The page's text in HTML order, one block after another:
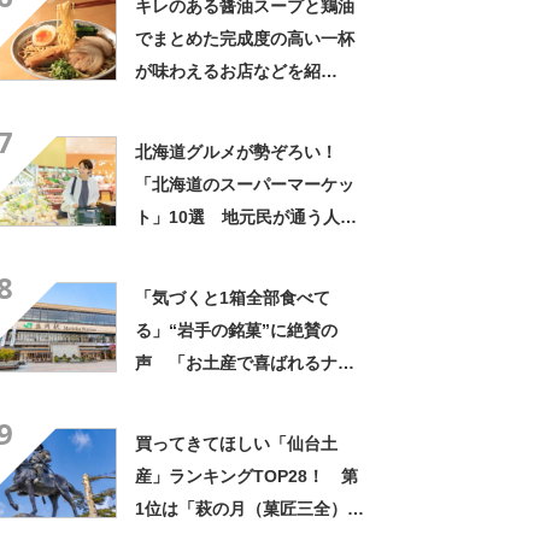
キレのある醤油スープと鶏油
でまとめた完成度の高い一杯
が味わえるお店などを紹
北海道グルメが勢ぞろい！
「北海道のスーパーマーケッ
ト」10選 地元民が通う人気
「気づくと1箱全部食べて
る」“岩手の銘菓”に絶賛の
声 「お土産で喜ばれるナン
買ってきてほしい「仙台土
産」ランキングTOP28！ 第
1位は「萩の月（菓匠三全）」